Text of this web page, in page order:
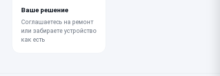
Ваше решение
Соглашаетесь на ремонт
или забираете устройство
как есть